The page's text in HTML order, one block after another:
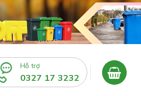
Hỗ trợ
0327 17 3232